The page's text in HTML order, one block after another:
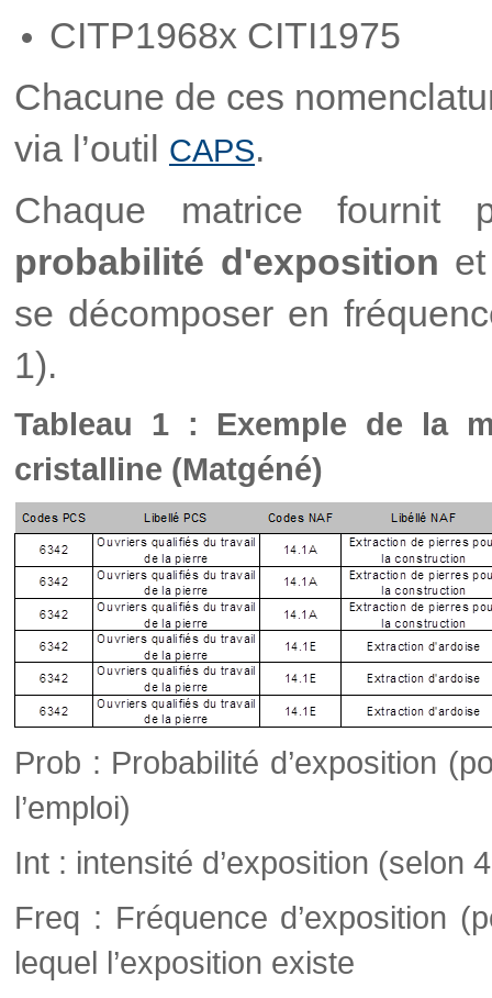
CITP1968x CITI1975
Chacune de ces
via l’outil CAPS.
Chaque matrice fournit
probabilité d'exposition
se décomposer en
1).
Tableau 1 : Exemple de la
cristalline (Matgéné)
Prob : Probabilité d’exposition
l’emploi)
Int : intensité d’exposition (selon
Freq : Fréquence d’exposition
lequel l’exposition existe